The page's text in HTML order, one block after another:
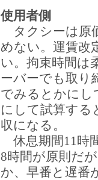
使用者側
タクシーは原
めない。運賃改
い。拘束時間は
ーバーでも取り
でみるとかにし
にして試算する
収になる。
休息期間11時
8時間が原則だ
か、早番と遅番